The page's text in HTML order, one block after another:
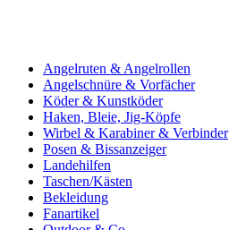
Angelruten & Angelrollen
Angelschnüre & Vorfächer
Köder & Kunstköder
Haken, Bleie, Jig-Köpfe
Wirbel & Karabiner & Verbinder
Posen & Bissanzeiger
Landehilfen
Taschen/Kästen
Bekleidung
Fanartikel